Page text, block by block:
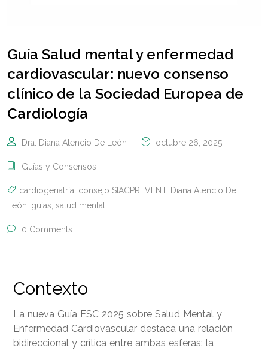
Guía Salud mental y enfermedad
cardiovascular: nuevo consenso
clínico de la Sociedad Europea de
Cardiología
Dra. Diana Atencio De León octubre 26, 2025
Guías y Consensos
cardiogeriatría, consejo SIACPREVENT, Diana Atencio De
León, guías, salud mental
0 Comments
Contexto
La nueva Guía ESC 2025 sobre Salud Mental y
Enfermedad Cardiovascular destaca una relación
bidireccional y crítica entre ambas esferas: la